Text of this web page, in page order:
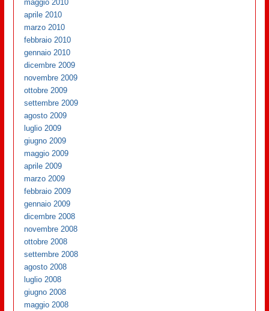
maggio 2010
aprile 2010
marzo 2010
febbraio 2010
gennaio 2010
dicembre 2009
novembre 2009
ottobre 2009
settembre 2009
agosto 2009
luglio 2009
giugno 2009
maggio 2009
aprile 2009
marzo 2009
febbraio 2009
gennaio 2009
dicembre 2008
novembre 2008
ottobre 2008
settembre 2008
agosto 2008
luglio 2008
giugno 2008
maggio 2008